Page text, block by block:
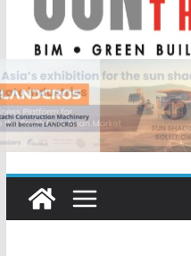
ก่อสร้างและเหมืองแ
เดินหน้าสร้างการเติ
IHG Hotels &
อ่าวนางแห่งแรกในก